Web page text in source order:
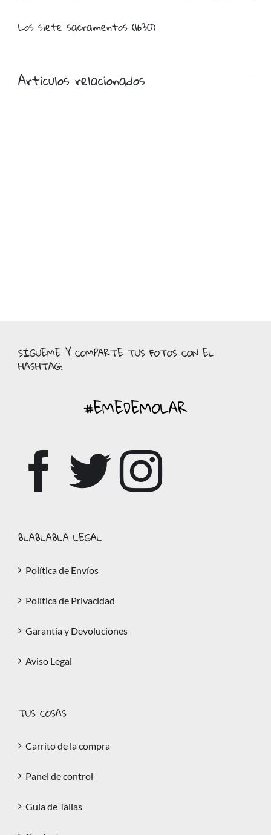
Los siete sacramentos (1630)
Artículos relacionados
SÍGUEME Y COMPARTE TUS FOTOS CON EL
HASHTAG:
#EMEDEMOLAR
BLABLABLA LEGAL
Política de Envíos
Política de Privacidad
Garantía y Devoluciones
Aviso Legal
TUS COSAS
Carrito de la compra
Panel de control
Guía de Tallas